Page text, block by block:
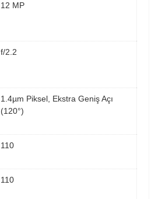
12 MP
f/2.2
1.4µm Piksel, Ekstra Geniş Açı
(120°)
110
110